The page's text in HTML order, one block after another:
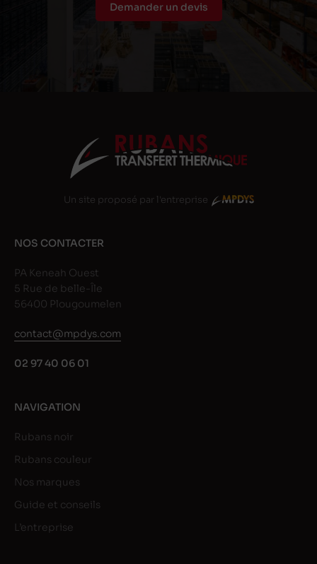
Demander un devis
Un site proposé par l'entreprise
NOS CONTACTER
PA Keneah Ouest
5 Rue de belle-Île
56400 Plougoumelen
contact@mpdys.com
02 97 40 06 01
NAVIGATION
Rubans noir
Rubans couleur
Nos marques
Guide et conseils
L’entreprise